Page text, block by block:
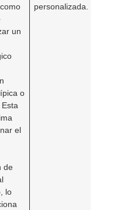
un
o
el
de
lo
personalizada.